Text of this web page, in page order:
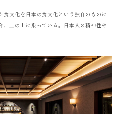
食文化を日本の食文化という独自のものに
、皿の上に乗っている。日本人の精神性や